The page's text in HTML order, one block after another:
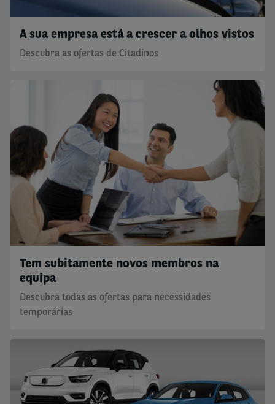
A sua empresa está a crescer a olhos vistos
Descubra as ofertas de Citadinos
Tem subitamente novos membros na
equipa
Descubra todas as ofertas para necessidades
temporárias